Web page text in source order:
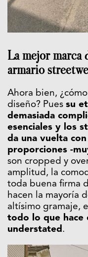
La mejor marca
armario
Ahora bien,
diseño? Pues su
demasiada
esenciales y los
da una vuelta
proporciones -
son cropped y
amplitud, la
toda buena firma
hacen la mayoría
altísimo gramaje,
todo lo que hace
understated.